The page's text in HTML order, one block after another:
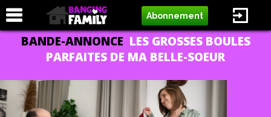
Abonnement
BANDE-ANNONCE LES GROSSES BOULES
PARFAITES DE MA BELLE-SOEUR